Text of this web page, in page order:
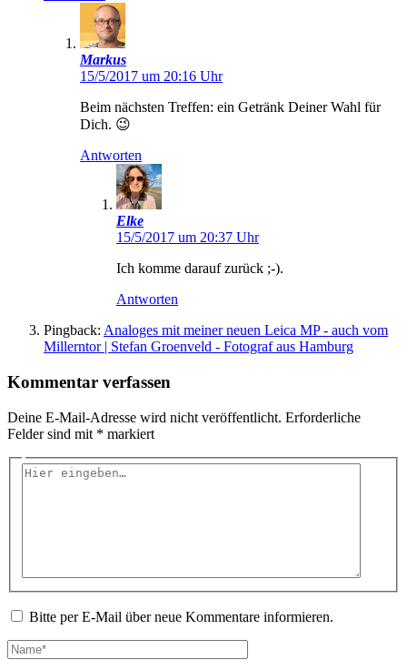
Markus
15/5/2017 um 20:16 Uhr
Beim nächsten Treffen: ein Getränk Deiner Wahl für
Dich. 😉
Antworten
Elke
15/5/2017 um 20:37 Uhr
Ich komme darauf zurück ;-).
Antworten
Pingback: Analoges mit meiner neuen Leica MP - auch vom
Millerntor | Stefan Groenveld - Fotograf aus Hamburg
Kommentar verfassen
Deine E-Mail-Adresse wird nicht veröffentlicht. Erforderliche
Felder sind mit * markiert
Hier
Bitte per E-Mail über neue Kommentare informieren.
Name*